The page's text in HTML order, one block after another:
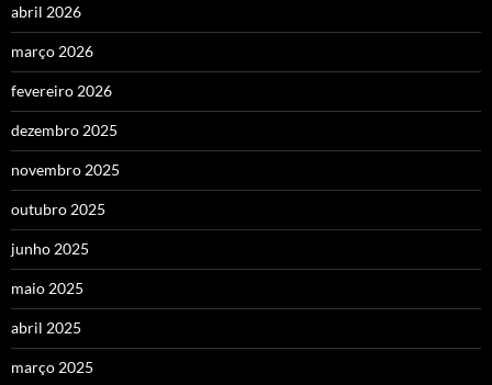
abril 2026
março 2026
fevereiro 2026
dezembro 2025
novembro 2025
outubro 2025
junho 2025
maio 2025
abril 2025
março 2025